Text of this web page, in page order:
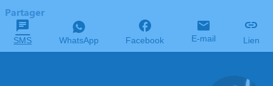
Partager
SMS WhatsApp Facebook E-mail Lien